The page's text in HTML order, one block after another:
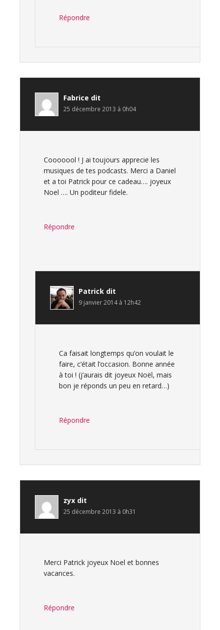
Répondre
Fabrice dit
25 décembre 2013 à 0h04
Cooooool ! J ai toujours apprecie les
musiques de tes podcasts. Merci a Daniel
et a toi Patrick pour ce cadeau…. joyeux
Noel …. Un poditeur fidele.
Répondre
Patrick dit
9 janvier 2014 à 12h42
Ca faisait longtemps qu’on voulait le
faire, c’était l’occasion. Bonne année
à toi ! (j’aurais dit joyeux Noël, mais
bon je réponds un peu en retard…)
Répondre
zyx dit
25 décembre 2013 à 0h31
Merci Patrick joyeux Noel et bonnes
vacances.
Répondre